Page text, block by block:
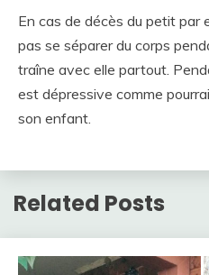
En cas de décès du petit par
pas se séparer du corps
traîne avec elle partout.
est dépressive comme
son enfant.
Related Posts